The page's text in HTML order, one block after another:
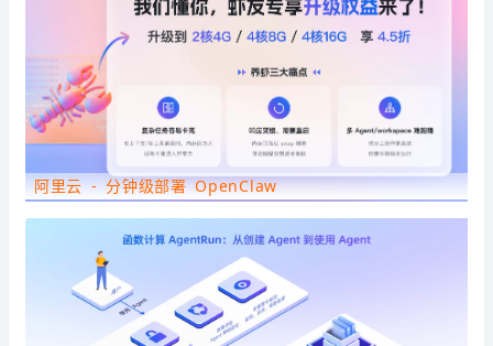
阿里云 - 分钟级部署 OpenClaw